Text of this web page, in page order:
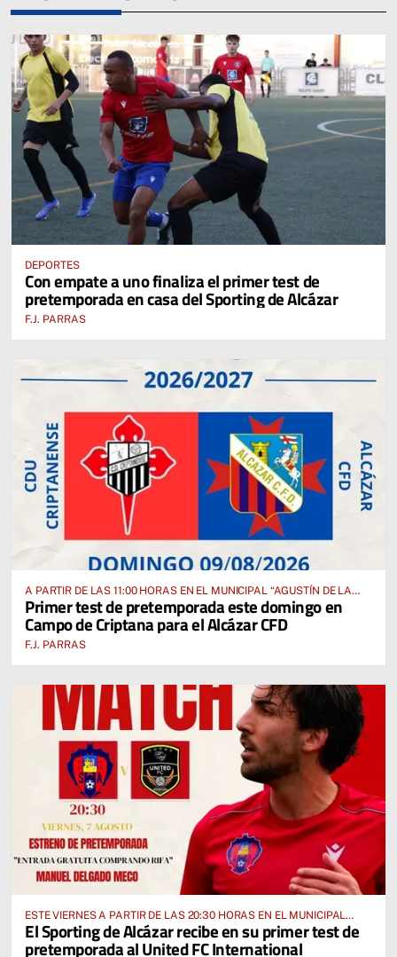
DEPORTES
Con empate a uno finaliza el primer test de
pretemporada en casa del Sporting de Alcázar
F.J. PARRAS
A PARTIR DE LAS 11:00 HORAS EN EL MUNICIPAL “AGUSTÍN DE LA
FUENTE” ANTE EL CUD CRIPTANENSE
Primer test de pretemporada este domingo en
Campo de Criptana para el Alcázar CFD
F.J. PARRAS
ESTE VIERNES A PARTIR DE LAS 20:30 HORAS EN EL MUNICIPAL
“MANUEL DELGADO MECO”
El Sporting de Alcázar recibe en su primer test de
pretemporada al United FC International